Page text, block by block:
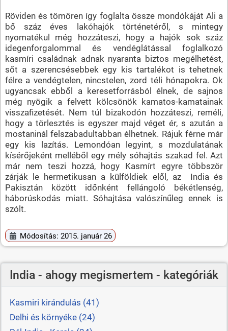
Röviden és tömören így foglalta össze mondókáját Ali a
bő száz éves lakóhajók történetéről, s mintegy
nyomatékul még hozzáteszi, hogy a hajók sok száz
idegenforgalommal és vendéglátással foglalkozó
kasmíri családnak adnak nyaranta biztos megélhetést,
sőt a szerencsésebbek egy kis tartalékot is tehetnek
félre a vendégtelen, nincstelen, zord téli hónapokra. Ok
ugyancsak ebből a keresetforrásból élnek, de sajnos
még nyögik a felvett kölcsönök kamatos-kamatainak
visszafizetését. Nem túl bizakodón hozzáteszi, reméli,
hogy a törlesztés is egyszer majd véget ér, s azután a
mostaninál felszabadultabban élhetnek. Rájuk férne már
egy kis lazítás. Lemondóan legyint, s mozdulatának
kísérőjeként melléből egy mély sóhajtás szakad fel. Azt
már nem teszi hozzá, hogy Kasmírt egyre többször
zárják le hermetikusan a külföldiek elől, az India és
Pakisztán között időnként fellángoló békétlenség,
háborúskodás miatt. Sóhajtása valószínűleg ennek is
szólt.
Módosítás: 2015. január 26
India - ahogy megismertem - kategóriák
Kasmiri kirándulás (41)
Delhi és környéke (24)